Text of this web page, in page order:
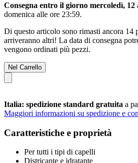
Consegna entro il giorno mercoledì, 12
domenica alle ore 23:59.
Di questo articolo sono rimasti ancora 14
arriveranno altri! La data di consegna
vengono ordinati più pezzi.
Nel Carrello
Italia: spedizione standard gratuita a
Maggiori informazioni su spedizione e
Caratteristiche e proprietà
Per tutti i tipi di capelli
Districante e idratante